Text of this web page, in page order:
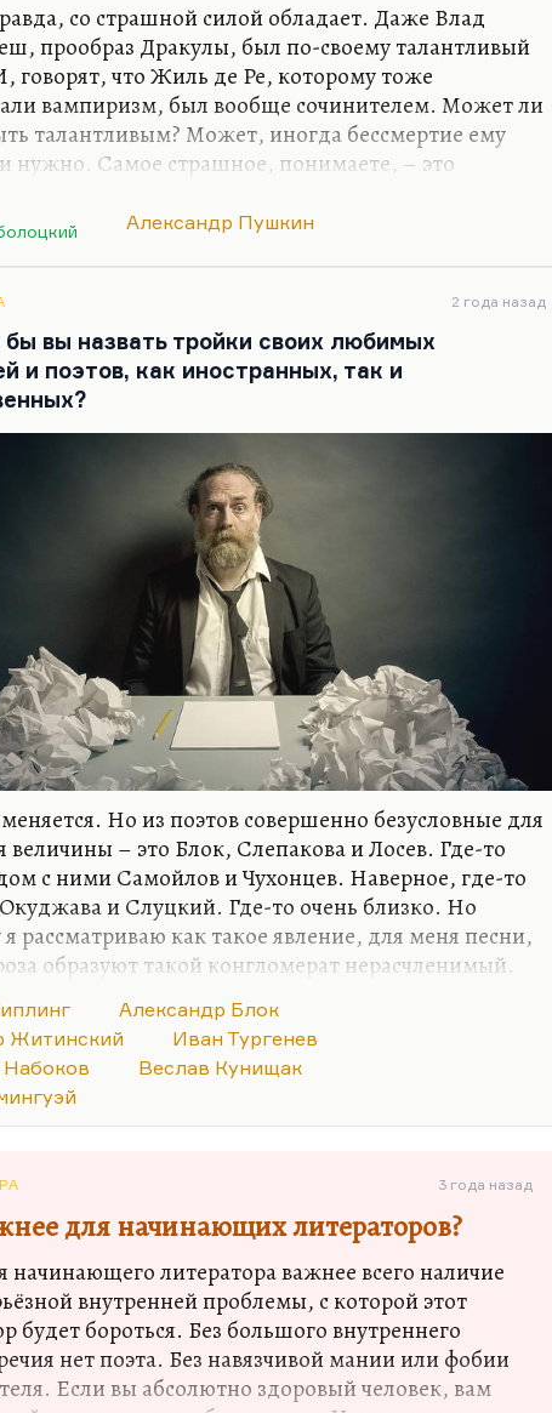
со страшной силой обладает. Даже Влад
прообраз Дракулы, был по-своему талантливый
говорят, что Жиль де Ре, которому тоже
вампиризм, был вообще сочинителем. Может ли
талантливым? Может, иногда бессмертие ему
и нужно. Самое страшное, понимаете, – это
сожалению, имеет место в любой семье
человека. И как не вспомнить из Заболоцкого,
на деле
людей,
видеть доселе
Александр Пушкин
2 года назад
бы вы назвать тройки своих любимых
и поэтов, как иностранных, так и
Но из поэтов совершенно безусловные для
величины – это Блок, Слепакова и Лосев. Где-то
с ними Самойлов и Чухонцев. Наверное, где-то
и Слуцкий. Где-то очень близко. Но
рассматриваю как такое явление, для меня песни,
образуют такой конгломерат нерасчленимый.
я люблю кровной, нерасторжимой любовью.
и Лосев. Наверное, вот так.
знакомстве Кенжеев сказал: «Твоими
поэтами должны быть Блок и Мандельштам».
– не знаю. При всем бесконечном…
Александр Блок
Житинский
Иван Тургенев
Веслав Кунищак
3 года назад
для начинающих литераторов?
начинающего литератора важнее всего наличие
внутренней проблемы, с которой этот
будет бороться. Без большого внутреннего
нет поэта. Без навязчивой мании или фобии
Если вы абсолютно здоровый человек, вам